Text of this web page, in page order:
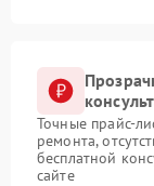
Точные прайс-
ремонта,
бесплатной
сайте